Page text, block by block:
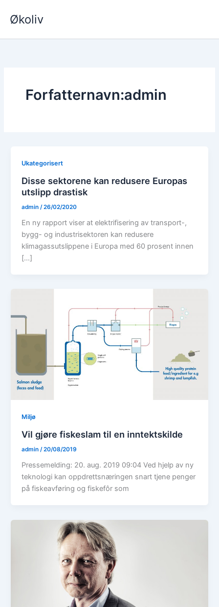
rett
innholdet
Økoliv
Forfatternavn:admin
Ukategorisert
Disse sektorene kan redusere Europas
utslipp drastisk
admin /26/02/2020
En ny rapport viser at elektrifisering av transport-,
bygg- og industrisektoren kan redusere
klimagassutslippene i Europa med 60 prosent innen
[…]
Miljø
Vil gjøre fiskeslam til en inntektskilde
admin /20/08/2019
Pressemelding: 20. aug. 2019 09:04 Ved hjelp av ny
teknologi kan oppdrettsnæringen snart tjene penger
på fiskeavføring og fiskefôr som